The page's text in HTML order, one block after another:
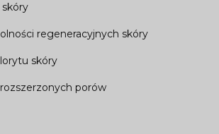
regeneracyjnych skóry
skóry
porów